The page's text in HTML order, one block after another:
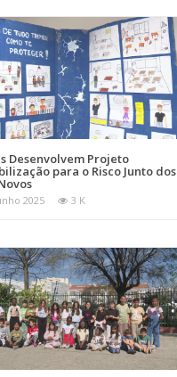
Desenvolvem Projeto
para o Risco Junto dos
2025 3 K